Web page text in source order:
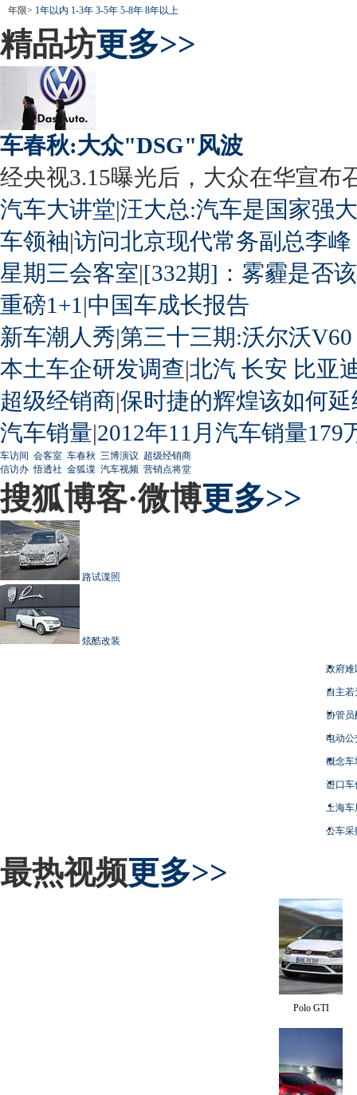
年限> 1年以内 1-3年 3-5年 5-8年 8年以上
精品坊更多>>
车春秋:大众"DSG"风波
经央视3.15曝光后，大众在华宣布
汽车大讲堂|汪大总:汽车是国家强
车领袖|访问北京现代常务副总李峰
星期三会客室|[332期]：雾霾是否
重磅1+1 |中国车成长报告
新车潮人秀|第三十三期:沃尔沃
本土车企研发调查|北汽 长安 比亚
超级经销商|保时捷的辉煌该如何延
汽车销量|2012年11月汽车销量179
车访间 会客室 车春秋 三博演议 超级经销商
信访办 悟透社 金狐谍 汽车视频 营销点将堂
搜狐博客·微博更多>>
路试谍照
炫酷改装
政府难
自主
协管员
电动
概念车
进口车
上海
公车采
最热视频更多>>
Polo GTI